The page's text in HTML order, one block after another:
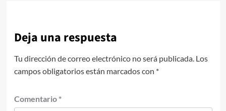
Deja una respuesta
Tu dirección de correo electrónico no será publicada. Los
campos obligatorios están marcados con *
Comentario *